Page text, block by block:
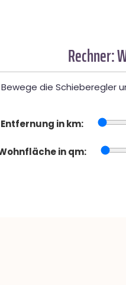
Rechner:
Bewege die Schieberegler
Entfernung in km:
in qm: